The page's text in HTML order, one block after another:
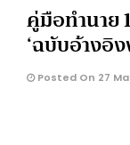
คู่มือทำนาย
‘ฉบับอ้างอิ
Posted On 27